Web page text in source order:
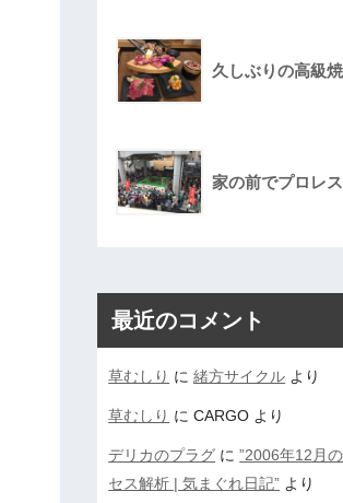
久しぶりの高級
家の前でプロレス
最近のコメント
草むしり に緒方サイクル より
草むしり にCARGO より
デリカのプラグ に”2006年12月
セス解析 | 気まぐれ日記” より